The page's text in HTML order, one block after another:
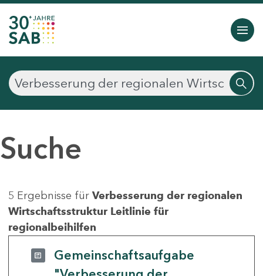
Suche
5 Ergebnisse für Verbesserung der regionalen
Wirtschaftsstruktur Leitlinie für
regionalbeihilfen
Gemeinschaftsaufgabe